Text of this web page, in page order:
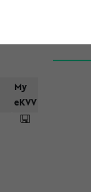
My
eKVV
How